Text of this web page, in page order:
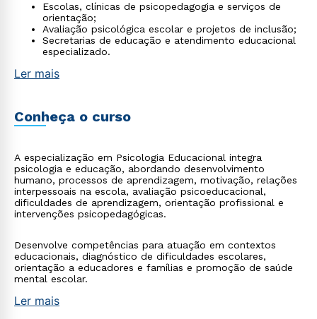
Escolas, clínicas de psicopedagogia e serviços de
orientação;
Avaliação psicológica escolar e projetos de inclusão;
Secretarias de educação e atendimento educacional
especializado.
Ler mais
Conheça o curso
A especialização em Psicologia Educacional integra
psicologia e educação, abordando desenvolvimento
humano, processos de aprendizagem, motivação, relações
interpessoais na escola, avaliação psicoeducacional,
dificuldades de aprendizagem, orientação profissional e
intervenções psicopedagógicas.
Desenvolve competências para atuação em contextos
educacionais, diagnóstico de dificuldades escolares,
orientação a educadores e famílias e promoção de saúde
mental escolar.
Ler mais